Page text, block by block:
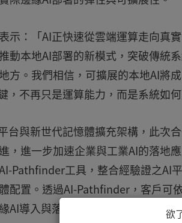
示：「AI正快速從雲端運算走向真
動本地AI部署的新模式，突破傳統
方。我們相信，可擴展的本地AI將
，不再只是運算能力，而是系統如
台與新世代記憶體擴充架構，此次
，進一步加速企業與工業AI的落地
Pathfinder工具，整合經驗證之AI
配置。透過AI-Pathfinder，客戶可
導入與落地。
欲